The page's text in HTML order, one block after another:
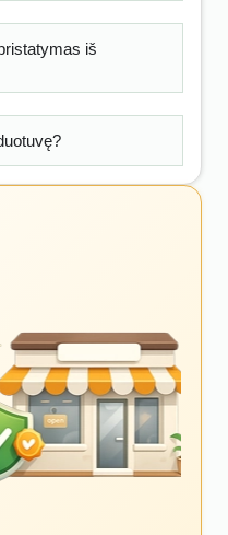
iš